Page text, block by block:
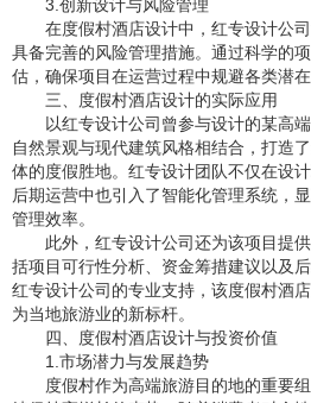
3.创新设计与风险管理
在度假村酒店设计中，红专设计公
具备完善的风险管理措施。通过科学的
估，确保项目在运营过程中规避各类潜在
三、度假村酒店设计的实际应用
以红专设计公司曾参与设计的某高
自然景观与现代建筑风格相结合，打造
体的度假胜地。红专设计团队不仅在设
后期运营中也引入了智能化管理系统，
管理效率。
此外，红专设计公司还为该项目提
括项目可行性分析、资金筹措建议以及
红专设计公司的专业支持，该度假村酒
为当地旅游业的新标杆。
四、度假村酒店设计与投资价值
1.市场潜力与发展趋势
度假村作为高端旅游目的地的重要